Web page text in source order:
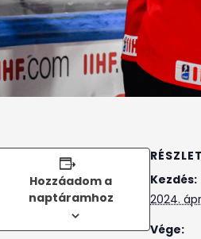
Hozzáadom a
naptáramhoz
Kezdés:
2024.
Vége: